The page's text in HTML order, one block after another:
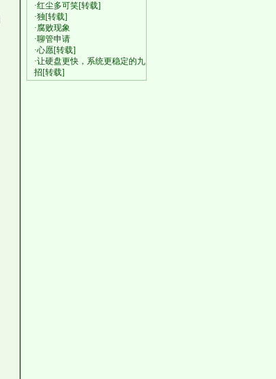
·红尘多可笑[转载]
·独[转载]
·腐败现象
·聊管申请
·心愿[转载]
·让硬盘更快，系统更稳定的九
招[转载]